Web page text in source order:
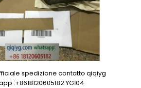
spedizione contatto qiqiyg
:+8618120605182 YG104